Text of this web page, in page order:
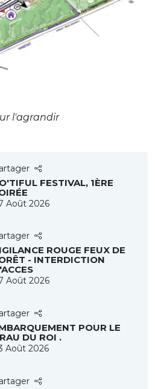
l'agrandir
FESTIVAL, 1ÈRE
Août 2026
ROUGE FEUX DE
- INTERDICTION
Août 2026
POUR LE
DU ROI .
Août 2026